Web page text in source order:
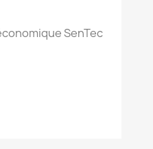
SenTec